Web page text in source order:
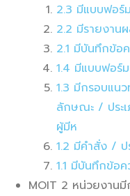
2.3 มีแบบฟอร์
2.2 มีรายงาน
2.1 มีบันทึกข้อ
1.4 มีแบบฟอร์
1.3 มีกรอบแน
ลักษณะ / ประเ
ผู้มีห
1.2 มีคำสั่ง / ป
1.1 มีบันทึกข้อ
MOIT 2 หน่วยงานมี